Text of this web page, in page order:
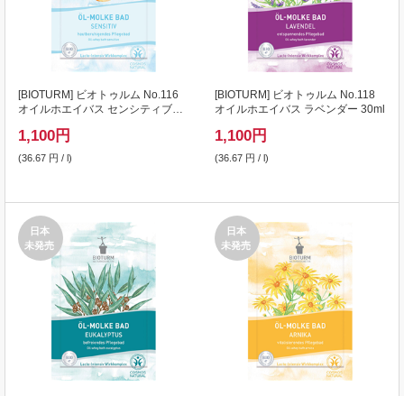
[BIOTURM] ビオトゥルム No.116
オイルホエイバス センシティブ
1,100円
(36.67 円 / l)
[BIOTURM] ビオトゥルム No.118
オイルホエイバス ラベンダー 30ml
1,100円
(36.67 円 / l)
日本
未発売
日本
未発売